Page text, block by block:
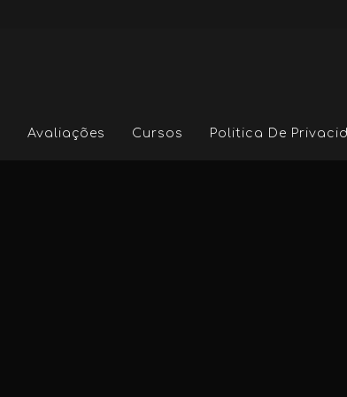
Avaliações Cursos Politica De